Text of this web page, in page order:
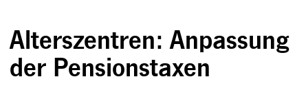
Alterszentren: Anpassung
der Pensionstaxen